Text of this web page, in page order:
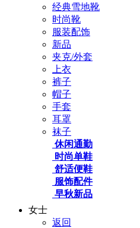
经典雪地靴
时尚靴
服装配饰
新品
夹克/外套
上衣
裤子
帽子
手套
耳罩
袜子
休闲通勤
时尚单鞋
舒适便鞋
服饰配件
早秋新品
女士
返回